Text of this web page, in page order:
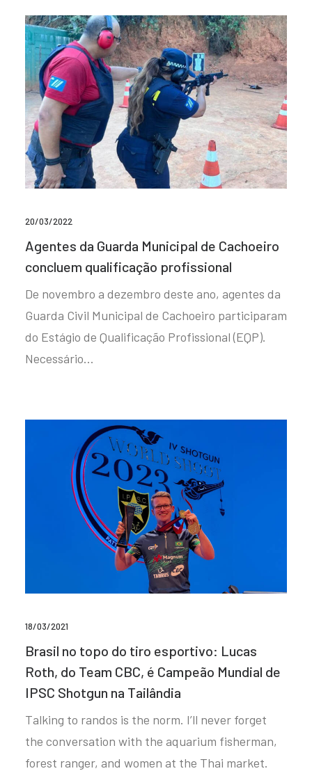
20/03/2022
Agentes da Guarda Municipal de Cachoeiro
concluem qualificação profissional
De novembro a dezembro deste ano, agentes da
Guarda Civil Municipal de Cachoeiro participaram
do Estágio de Qualificação Profissional (EQP).
Necessário…
18/03/2021
Brasil no topo do tiro esportivo: Lucas
Roth, do Team CBC, é Campeão Mundial de
IPSC Shotgun na Tailândia
Talking to randos is the norm. I’ll never forget
the conversation with the aquarium fisherman,
forest ranger, and women at the Thai market.